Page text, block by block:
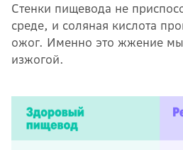
Стенки пищевода не
среде, и соляная кислота
ожог. Именно это жжение
изжогой.